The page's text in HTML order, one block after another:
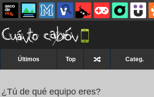
Últimos Top Categ.
¿Tú de qué equipo eres?